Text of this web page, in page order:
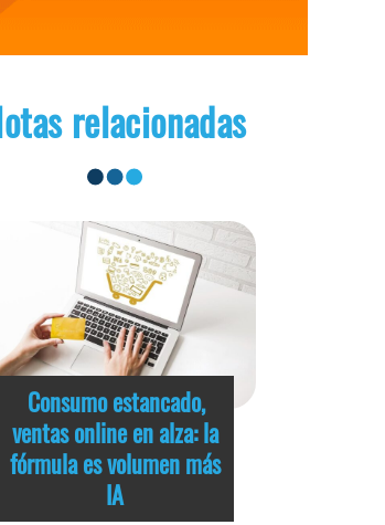
relacionadas
Consumo estancado,
ventas online en alza: la
fórmula es volumen más
IA